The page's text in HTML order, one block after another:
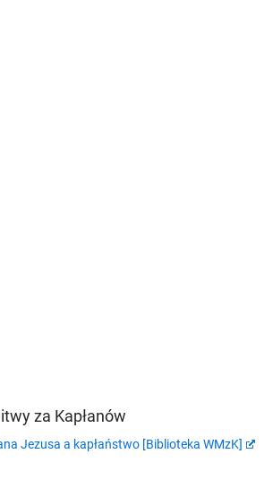
za Kapłanów
Jezusa a kapłaństwo [Biblioteka WMzK]